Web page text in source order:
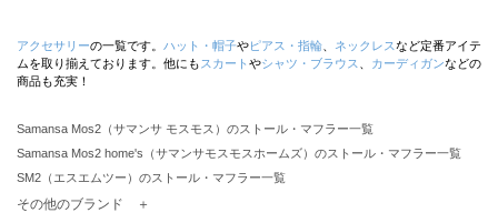
アクセサリーの一覧です。 ハット・帽子やピアス・指輪 ネックレスなど定番アイテ
ムを取り揃えております。他にも スカート やシャツ・ブラウス カーディガンなどの
商品も充実！
Samansa Mos2（サマンサ モスモス）のストール・マフラー一覧
Samansa Mos2 home's（サマンサモスモスホームズ）のストール・マフラー一覧
SM2（エスエムツー）のストール・マフラー一覧
その他のブランド ＋